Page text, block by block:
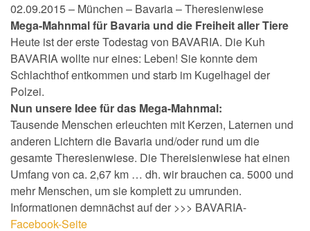
02.09.2015 – München – Bavaria – Theresienwiese
Mega-Mahnmal für Bavaria und die Freiheit aller Tiere
Heute ist der erste Todestag von BAVARIA. Die Kuh
BAVARIA wollte nur eines: Leben! Sie konnte dem
Schlachthof entkommen und starb im Kugelhagel der
Polzei.
Nun unsere Idee für das Mega-Mahnmal:
Tausende Menschen erleuchten mit Kerzen, Laternen und
anderen Lichtern die Bavaria und/oder rund um die
gesamte Theresienwiese. Die Thereisienwiese hat einen
Umfang von ca. 2,67 km … dh. wir brauchen ca. 5000 und
mehr Menschen, um sie komplett zu umrunden.
Informationen demnächst auf der >>> BAVARIA-
Facebook-Seite